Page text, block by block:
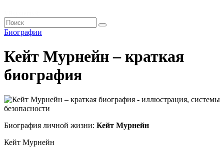
Биографии
Кейт Мурнейн – краткая
биография
Биография личной жизни: Кейт Мурнейн
Кейт Мурнейн